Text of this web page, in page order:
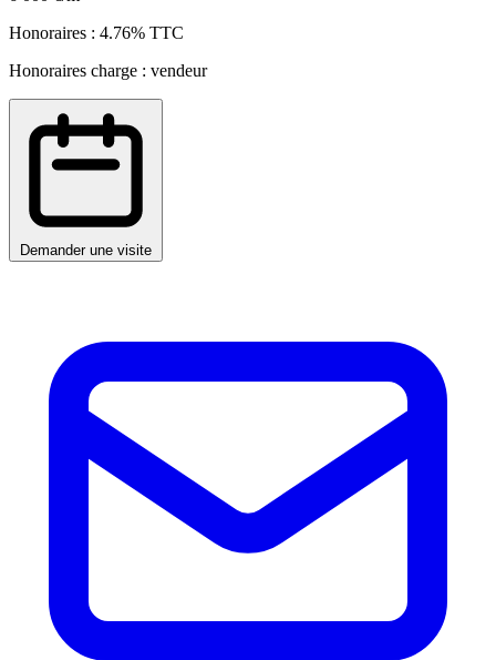
Honoraires : 4.76% TTC
Honoraires charge : vendeur
Demander une visite